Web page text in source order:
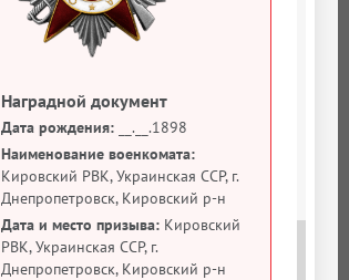
Наградной документ
Дата рождения: __.__.1898
Наименование военкомата:
Кировский РВК, Украинская ССР, г.
Днепропетровск, Кировский р-н
Дата и место призыва: Кировский
РВК, Украинская ССР, г.
Днепропетровск, Кировский р-н